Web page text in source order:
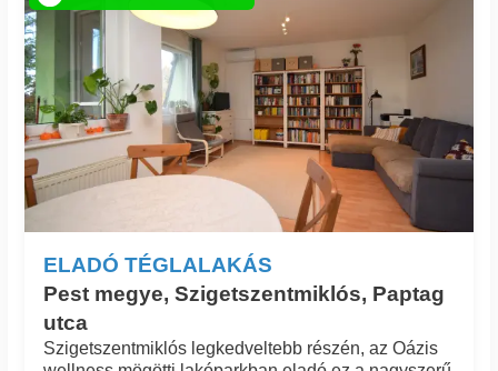
ELADÓ TÉGLALAKÁS
Pest megye, Szigetszentmiklós, Paptag
utca
Szigetszentmiklós legkedveltebb részén, az Oázis